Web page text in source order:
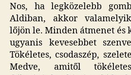
Nos, ha legközelebb
Aldiban, akkor
lőjön le. Minden átmenet és
ugyanis kevesebbet
Tökéletes, csodaszép,
Medve, amitől